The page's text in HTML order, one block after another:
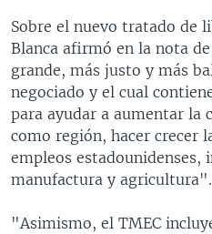
Sobre el nuevo tratado de
Blanca afirmó en la nota
grande, más justo y más
negociado y el cual
para ayudar a aumentar la
como región, hacer crecer
empleos estadounidenses,
manufactura y agricultura".
"Asimismo, el TMEC